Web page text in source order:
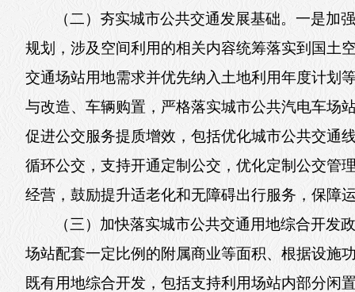
（二）夯实城市公共交通发展基础。一是
规划，涉及空间利用的相关内容统筹落实到国土
交通场站用地需求并优先纳入土地利用年度计划
与改造、车辆购置，严格落实城市公共汽电车场
促进公交服务提质增效，包括优化城市公共交通
循环公交，支持开通定制公交，优化定制公交管
经营，鼓励提升适老化和无障碍出行服务，保障
（三）加快落实城市公共交通用地综合开
场站配套一定比例的附属商业等面积、根据设施
既有用地综合开发，包括支持利用场站内部分闲